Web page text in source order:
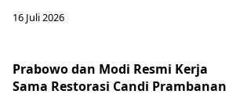
16 Juli 2026
Prabowo dan Modi Resmi Kerja
Sama Restorasi Candi Prambanan